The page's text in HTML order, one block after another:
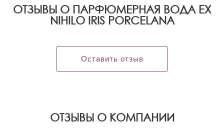
ОТЗЫВЫ О ПАРФЮМЕРНАЯ ВОДА EX
NIHILO IRIS PORCELANA
Оставить отзыв
OТЗЫВЫ О КОМПАНИИ